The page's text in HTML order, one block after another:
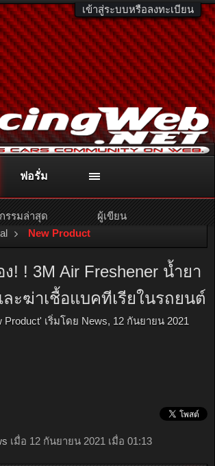
เข้าสู่ระบบหรือลงทะเบียน
racingweb@gmail.comหรือโทร. 081-811-1138
านรายละเอียดเพิ่มเติม คลิกที่นี่
New Product
! ! 3M Air Freshener น้ำยา
ะฆ่าเชื้อแบคทีเรียในรถยนต์
Product' เริ่มโดย News, 12 กันยายน 2021
เมื่อ 12 กันยายน 2021 เมื่อ 01:13
รรมล่าสุด ผู้เขียน
ฟอรั่ม